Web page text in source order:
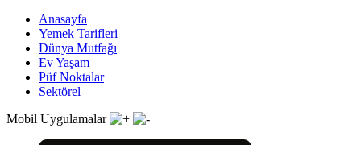
Anasayfa
Yemek Tarifleri
Dünya Mutfağı
Ev Yaşam
Püf Noktalar
Sektörel
Mobil Uygulamalar